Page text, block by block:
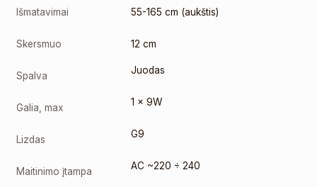
Išmatavimai 55-165 cm (aukštis)
Skersmuo 12 cm
Spalva Juodas
Galia, max 1 x 9W
Lizdas G9
Maitinimo įtampa AC ~220 ÷ 240